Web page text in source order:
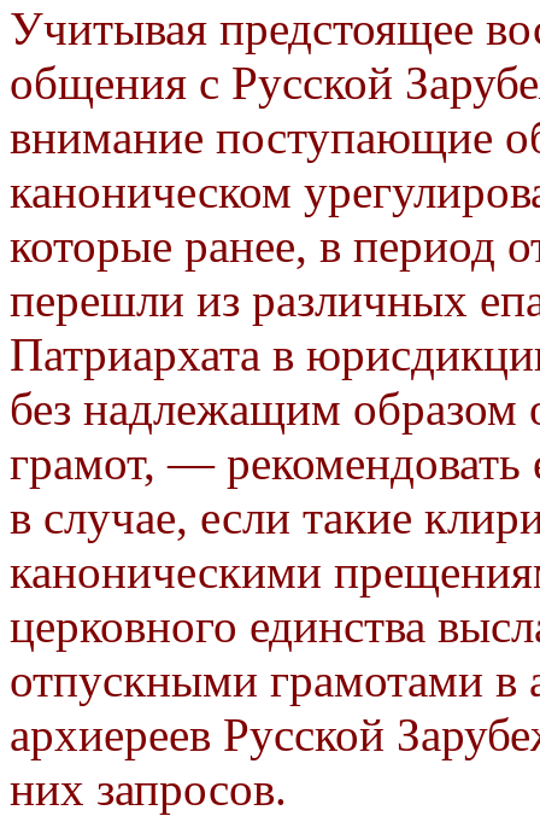
Учитывая предстоящее
общения с Русской
внимание поступающие
каноническом
которые ранее, в период
перешли из различных
Патриархата в
без надлежащим
грамот, —
в случае, если такие
каноническими
церковного единства
отпускными грамотами в
архиереев Русской
них запросов.